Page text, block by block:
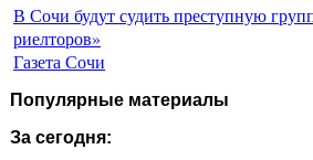
В Сочи будут судить преступную
риелторов»
Газета Сочи
Популярные материалы
За сегодня: